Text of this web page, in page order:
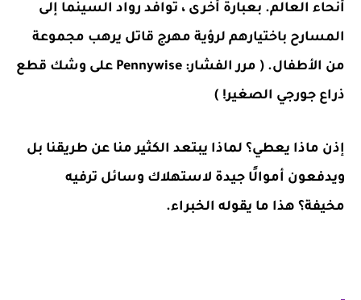
أنحاء العالم. بعبارة أخرى ، توافد رواد السينما إلى
المسارح باختيارهم لرؤية مهرج قاتل يرهب مجموعة
من الأطفال. ( مرر الفشار: Pennywise على وشك قطع
ذراع جورجي الصغير! )
إذن ماذا يعطي؟ لماذا يبتعد الكثير منا عن طريقنا بل
ويدفعون أموالًا جيدة لاستهلاك وسائل ترفيه
مخيفة؟ هذا ما يقوله الخبراء.